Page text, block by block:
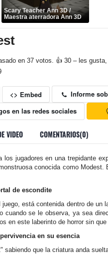
Scary Teacher Ann 3D /
Maestra aterradora Ann 3D
en 37 votos. 👍 30 – les
<> Embed
Informe
en las redes sociales
VIDEO COMENTARIOS(0)
los jugadores en una trepidante
conocida como
de escondite
está contenida dentro de
cuando se le observa, ya sea
en este laberinto de horror sin que
en su esencia
sabiendo que la criatura anda